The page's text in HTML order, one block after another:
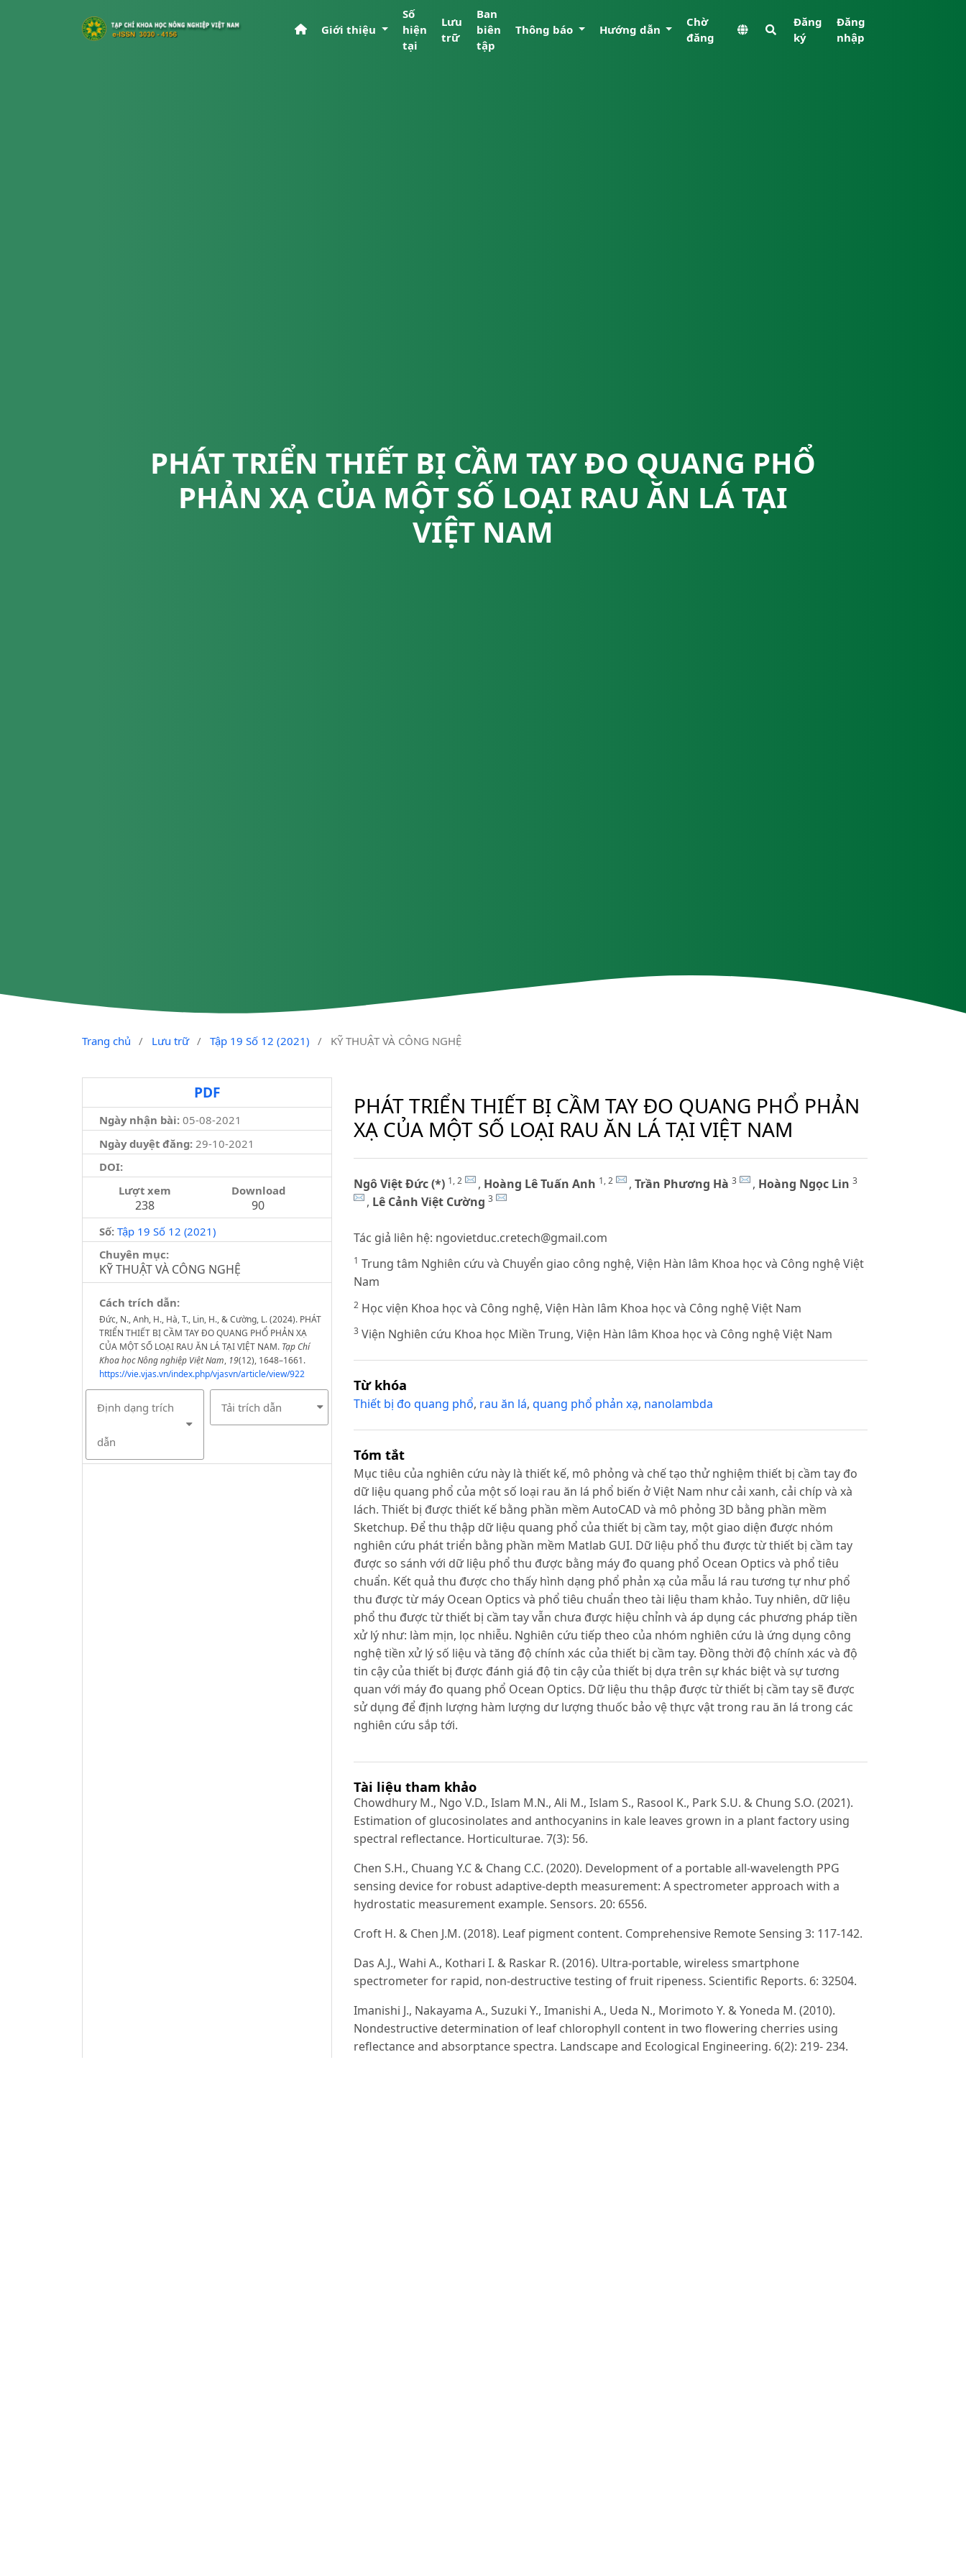
Giới thiệu
Số
hiện
tại
Lưu
trữ
Ban
biên
tập
Thông báo Hướng dẫn
Chờ
đăng
Đăng
ký
Đăng
nhập
PHÁT TRIỂN THIẾT BỊ CẦM TAY ĐO QUANG PHỔ
PHẢN XẠ CỦA MỘT SỐ LOẠI RAU ĂN LÁ TẠI
VIỆT NAM
Trang chủ / Lưu trữ / Tập 19 Số 12 (2021) / KỸ THUẬT VÀ CÔNG NGHỆ
PDF
Ngày nhận bài: 05-08-2021
Ngày duyệt đăng:29-10-2021
DOI:
Lượt xem
238
Download
90
Số: Tập 19 Số 12 (2021)
Chuyên mục:
KỸ THUẬT VÀ CÔNG NGHỆ
Cách trích dẫn:
Đức, N., Anh, H., Hà, T., Lin, H., & Cường, L. (2024). PHÁT
TRIỂN THIẾT BỊ CẦM TAY ĐO QUANG PHỔ PHẢN XẠ
CỦA MỘT SỐ LOẠI RAU ĂN LÁ TẠI VIỆT NAM. Tạp Chí
Khoa học Nông nghiệp Việt Nam, 19(12), 1648–1661.
https://vie.vjas.vn/index.php/vjasvn/article/view/922
Định dạng trích
dẫn
Tải trích dẫn
PHÁT TRIỂN THIẾT BỊ CẦM TAY ĐO QUANG PHỔ PHẢN
XẠ CỦA MỘT SỐ LOẠI RAU ĂN LÁ TẠI VIỆT NAM
Ngô Việt Đức (*) 1, 2 , Hoàng Lê Tuấn Anh 1, 2 , Trần Phương Hà 3 , Hoàng Ngọc Lin 3
, Lê Cảnh Việt Cường 3
Tác giả liên hệ: ngovietduc.cretech@gmail.com
1 Trung tâm Nghiên cứu và Chuyển giao công nghệ, Viện Hàn lâm Khoa học và Công nghệ Việt
Nam
2Học viện Khoa học và Công nghệ, Viện Hàn lâm Khoa học và Công nghệ Việt Nam
3Viện Nghiên cứu Khoa học Miền Trung, Viện Hàn lâm Khoa học và Công nghệ Việt Nam
Từ khóa
Thiết bị đo quang phổ, rau ăn lá, quang phổ phản xạ, nanolambda
Tóm tắt
Mục tiêu của nghiên cứu này là thiết kế, mô phỏng và chế tạo thử nghiệm thiết bị cầm tay đo
dữ liệu quang phổ của một số loại rau ăn lá phổ biến ở Việt Nam như cải xanh, cải chíp và xà
lách. Thiết bị được thiết kế bằng phần mềm AutoCAD và mô phỏng 3D bằng phần mềm
Sketchup. Để thu thập dữ liệu quang phổ của thiết bị cầm tay, một giao diện được nhóm
nghiên cứu phát triển bằng phần mềm Matlab GUI. Dữ liệu phổ thu được từ thiết bị cầm tay
được so sánh với dữ liệu phổ thu được bằng máy đo quang phổ Ocean Optics và phổ tiêu
chuẩn. Kết quả thu được cho thấy hình dạng phổ phản xạ của mẫu lá rau tương tự như phổ
thu được từ máy Ocean Optics và phổ tiêu chuẩn theo tài liệu tham khảo. Tuy nhiên, dữ liệu
phổ thu được từ thiết bị cầm tay vẫn chưa được hiệu chỉnh và áp dụng các phương pháp tiền
xử lý như: làm mịn, lọc nhiễu. Nghiên cứu tiếp theo của nhóm nghiên cứu là ứng dụng công
nghệ tiền xử lý số liệu và tăng độ chính xác của thiết bị cầm tay. Đồng thời độ chính xác và độ
tin cậy của thiết bị được đánh giá độ tin cậy của thiết bị dựa trên sự khác biệt và sự tương
quan với máy đo quang phổ Ocean Optics. Dữ liệu thu thập được từ thiết bị cầm tay sẽ được
sử dụng để định lượng hàm lượng dư lượng thuốc bảo vệ thực vật trong rau ăn lá trong các
nghiên cứu sắp tới.
Tài liệu tham khảo
Chowdhury M., Ngo V.D., Islam M.N., Ali M., Islam S., Rasool K., Park S.U. & Chung S.O. (2021).
Estimation of glucosinolates and anthocyanins in kale leaves grown in a plant factory using
spectral reflectance. Horticulturae. 7(3): 56.
Chen S.H., Chuang Y.C & Chang C.C. (2020). Development of a portable all-wavelength PPG
sensing device for robust adaptive-depth measurement: A spectrometer approach with a
hydrostatic measurement example. Sensors. 20: 6556.
Croft H. & Chen J.M. (2018). Leaf pigment content. Comprehensive Remote Sensing 3: 117-142.
Das A.J., Wahi A., Kothari I. & Raskar R. (2016). Ultra-portable, wireless smartphone
spectrometer for rapid, non-destructive testing of fruit ripeness. Scientific Reports. 6: 32504.
Imanishi J., Nakayama A., Suzuki Y., Imanishi A., Ueda N., Morimoto Y. & Yoneda M. (2010).
Nondestructive determination of leaf chlorophyll content in two flowering cherries using
reflectance and absorptance spectra. Landscape and Ecological Engineering. 6(2): 219- 234.